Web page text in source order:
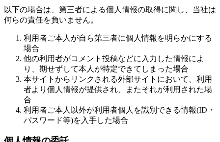
以下の場合は、第三者による個人情報の取得に関し、当社は
何らの責任を負いません。
利用者ご本人が自ら第三者に個人情報を明らかにする
場合
他の利用者がコメント投稿などに入力した情報によ
り、期せずして本人が特定できてしまった場合
本サイトからリンクされる外部サイトにおいて、利用
者より個人情報が提供され、またそれが利用された場
合
利用者ご本人以外が利用者個人を識別できる情報(ID・
パスワード等)を入手した場合